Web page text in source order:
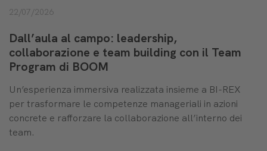
22/07/2026
Dall’aula al campo: leadership,
collaborazione e team building con il Team
Program di BOOM
Un’esperienza immersiva realizzata insieme a BI-REX
per trasformare le competenze manageriali in azioni
concrete e rafforzare la collaborazione all’interno dei
team.